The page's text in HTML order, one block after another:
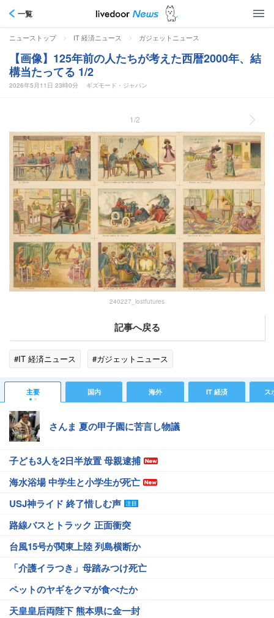
一覧
ニューストップ > IT 経済ニュース > ガジェットニュース
【画像】125年前の人たちが考えた西暦2000年、結
構当たってる 1/2
2026年5月11日 23時0分 ギズモード・ジャパン
1/2
240227_lostfutures
記事へ戻る
#IT 経済ニュース #ガジェットニュース
主要 国内 海外 IT 経済 ス
さんま 夏の甲子園に苦言し物議
子ども3人を2日半放置 母親逮捕
海水浴場 中学生と小学生が死亡
USJ神ライド 終了惜しむ声
路線バスとトラック 正面衝突
台風15号が関東上陸 列島横断か
「介護イラつき」母踏みつけ死亡
ペットのヤギをクマが食べたか
天皇皇后両陛下 熊本県に金一封